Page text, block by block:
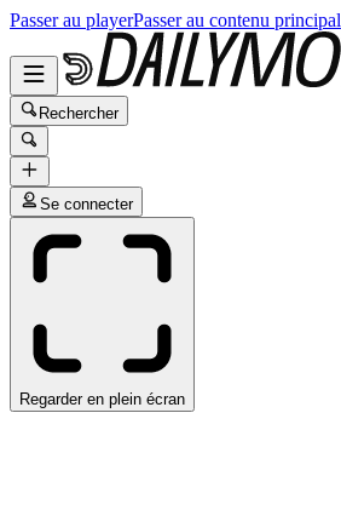
Passer au playerPasser au contenu principal
Rechercher
Se connecter
Regarder en plein écran